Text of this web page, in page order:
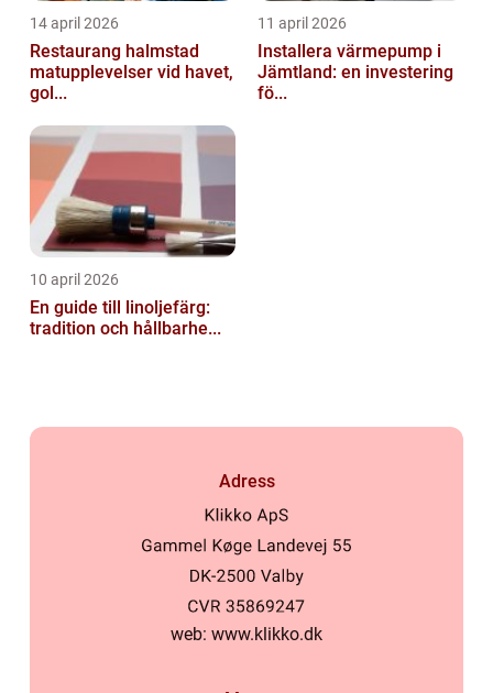
14 april 2026
Restaurang halmstad
matupplevelser vid havet,
gol...
11 april 2026
Installera värmepump i
Jämtland: en investering
fö...
10 april 2026
En guide till linoljefärg:
tradition och hållbarhe...
Adress
web: www.klikko.dk